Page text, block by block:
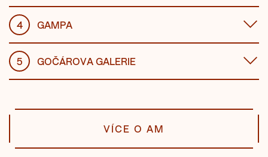
4 GAMPA
5 GOČÁROVA GALERIE
VÍCE O AM